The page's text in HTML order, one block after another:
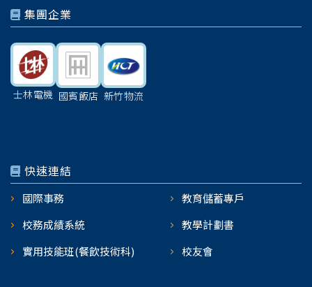
集團企業
士林電機 國賓飯店 新竹物流
快速連結
國際事務
教育儲蓄專戶
校務成績系統
教學計劃書
實用技能班(餐飲技術科)
校友會